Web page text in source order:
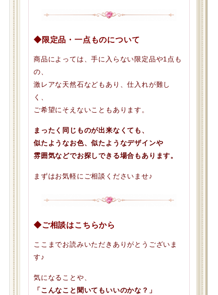
◆限定品・一点ものについて
商品によっては、手に入らない限定品や1点も
の、
激レアな天然石などもあり、仕入れが難し
く、
ご希望にそえないこともあります。
まったく同じものが出来なくても、
似たようなお色、似たようなデザインや
雰囲気などでお探しできる場合もあります。
まずはお気軽にご相談くださいませ♪
◆ご相談はこちらから
ここまでお読みいただきありがとうございま
す♪
気になることや、
「こんなこと聞いてもいいのかな？」